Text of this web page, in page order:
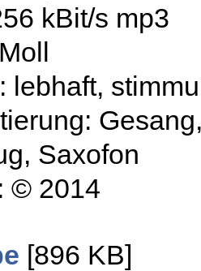
kBit/s mp3
lebhaft,
Saxofon
© 2014
[896 KB]